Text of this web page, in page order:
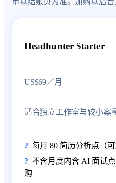
币以结账页为准。加购以后台
Headhunter Starter
US$69／月
适合独立工作室与较小案
每月 80 简历分析点（可
不含月度内含 AI 面试
购